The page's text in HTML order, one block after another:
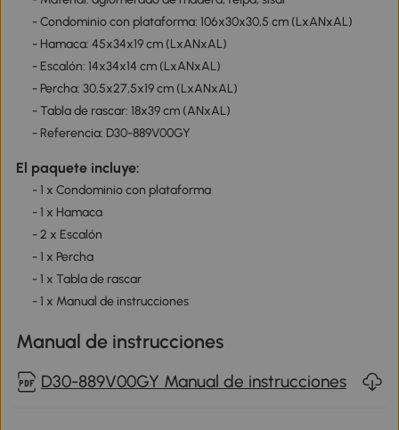
- Condominio con plataforma: 106x30x30,5 cm (LxANxAL)
- Hamaca: 45x34x19 cm (LxANxAL)
- Escalón: 14x34x14 cm (LxANxAL)
- Percha: 30,5x27,5x19 cm (LxANxAL)
- Tabla de rascar: 18x39 cm (ANxAL)
- Referencia: D30-889V00GY
El paquete incluye:
- 1 x Condominio con plataforma
- 1 x Hamaca
- 2 x Escalón
- 1 x Percha
- 1 x Tabla de rascar
- 1 x Manual de instrucciones
Manual de instrucciones
D30-889V00GY Manual de instrucciones